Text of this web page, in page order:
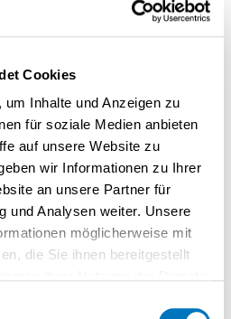
Cookies
Inhalte und Anzeigen zu
für soziale Medien anbieten
auf unsere Website zu
wir Informationen zu Ihrer
an unsere Partner für
und Analysen weiter. Unsere
möglicherweise mit
die Sie ihnen bereitgestellt
um Diagramme, Karten,
auch ganze Dashboards an.
auf Ihren Webseiten
kann jeder eingebetteter
nach Wunsch mit ihm
Drupal oder Joomla!
Web-Content-
ist dabei gleich –